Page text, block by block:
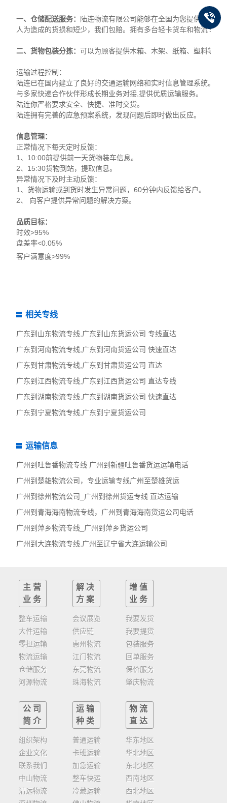
一、仓储配送服务： 陆连物流有限公司能够在全国为您提供仓储配
人为造成的货损和短少，我们包赔。拥有多台轻卡货车和物流专线
二、货物包装分拣：可以为顾客提供木箱、木架、纸箱、塑料等简
运输过程控制：
陆连已在国内建立了良好的交通运输网络和实时信息管理系统。
与多家快递合作伙伴形成长期业务对接,提供优质运输服务。
陆连你严格要求安全、快捷、准时交货。
陆连拥有完善的应急预案系统，发现问题后即时做出反应。
信息管理：
正常情况下每天定时反馈：
1、10:00前提供前一天货物装车信息。
2、15:30货物到站，提取信息。
异常情况下及时主动反馈：
1、货物运输或到货时发生异常问题，60分钟内反馈给客户。
2、 向客户提供异常问题的解决方案。
品质目标：
时效>95%
盘差率<0.05%
客户满意度>99%
相关专线
广东到山东物流专线,广东到山东货运公司 专线直达
广东到河南物流专线,广东到河南货运公司 快速直达
广东到甘肃物流专线,广东到甘肃货运公司 直达
广东到江西物流专线,广东到江西货运公司 直达专线
广东到湖南物流专线,广东到湖南货运公司 快速直达
广东到宁夏物流专线,广东到宁夏货运公司
运输信息
广州到吐鲁番物流专线 广州到新疆吐鲁番货运运输电话
广州到楚雄物流公司，专业运输专线广州至楚雄货运
广州到徐州物流公司_广州到徐州货运专线 直达运输
广州到青海海南物流专线，广州到青海海南货运公司电话
广州到萍乡物流专线_广州到萍乡货运公司
广州到大连物流专线,广州至辽宁省大连运输公司
主营
业务
整车运输
大件运输
零担运输
物流运输
仓储服务
河源物流
解决
方案
会议展览
供应链
惠州物流
江门物流
东莞物流
珠海物流
增值
业务
我要发货
我要提货
包装服务
回单服务
保价服务
肇庆物流
公司
简介
组织架构
企业文化
联系我们
中山物流
清远物流
运输
种类
普通运输
卡班运输
加急运输
整车快运
冷藏运输
物流
直达
华东地区
华北地区
东北地区
西南地区
西北地区